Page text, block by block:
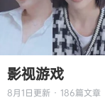
影视游戏
8月1日更新 · 186篇文章